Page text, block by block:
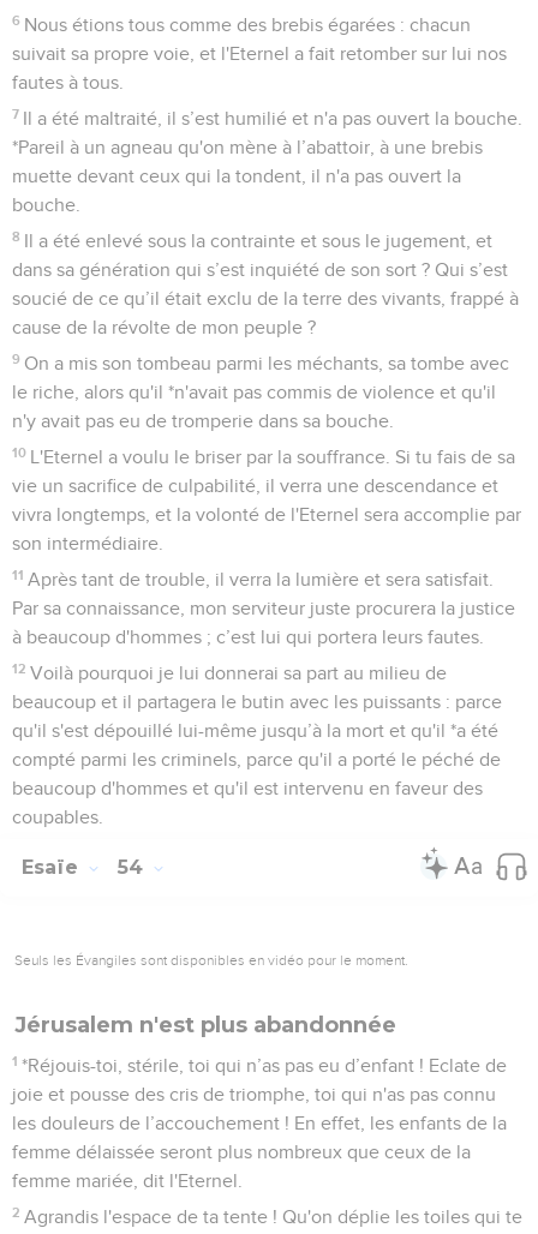
6 Nous étions tous comme des brebis égarées : chacun
suivait sa propre voie, et l'Eternel a fait retomber sur lui nos
fautes à tous.
7 Il a été maltraité, il s’est humilié et n'a pas ouvert la bouche.
*Pareil à un agneau qu'on mène à l’abattoir, à une brebis
muette devant ceux qui la tondent, il n'a pas ouvert la
bouche.
8 Il a été enlevé sous la contrainte et sous le jugement, et
dans sa génération qui s’est inquiété de son sort ? Qui s’est
soucié de ce qu’il était exclu de la terre des vivants, frappé à
cause de la révolte de mon peuple ?
9 On a mis son tombeau parmi les méchants, sa tombe avec
le riche, alors qu'il *n'avait pas commis de violence et qu'il
n'y avait pas eu de tromperie dans sa bouche.
10 L'Eternel a voulu le briser par la souffrance. Si tu fais de sa
vie un sacrifice de culpabilité, il verra une descendance et
vivra longtemps, et la volonté de l'Eternel sera accomplie par
son intermédiaire.
11 Après tant de trouble, il verra la lumière et sera satisfait.
Par sa connaissance, mon serviteur juste procurera la justice
à beaucoup d'hommes ; c’est lui qui portera leurs fautes.
12 Voilà pourquoi je lui donnerai sa part au milieu de
beaucoup et il partagera le butin avec les puissants : parce
qu'il s'est dépouillé lui-même jusqu’à la mort et qu'il *a été
compté parmi les criminels, parce qu'il a porté le péché de
beaucoup d'hommes et qu'il est intervenu en faveur des
coupables.
Esaïe 54
Seuls les Évangiles sont disponibles en vidéo pour le moment.
Jérusalem n'est plus abandonnée
1 *Réjouis-toi, stérile, toi qui n’as pas eu d’enfant ! Eclate de
joie et pousse des cris de triomphe, toi qui n'as pas connu
les douleurs de l’accouchement ! En effet, les enfants de la
femme délaissée seront plus nombreux que ceux de la
femme mariée, dit l'Eternel.
2 Agrandis l'espace de ta tente ! Qu'on déplie les toiles qui te